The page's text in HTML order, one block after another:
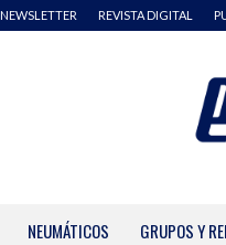
NEWSLETTER REVISTA DIGITAL
NEUMÁTICOS GRUPOS Y